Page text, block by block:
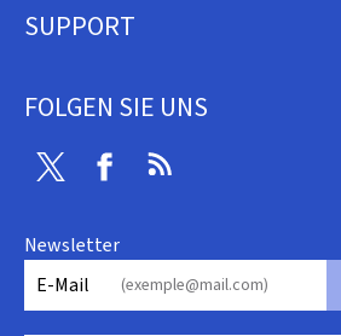
SUPPORT
FOLGEN SIE UNS
Twitter Facebook
Newsletter
E-Mail